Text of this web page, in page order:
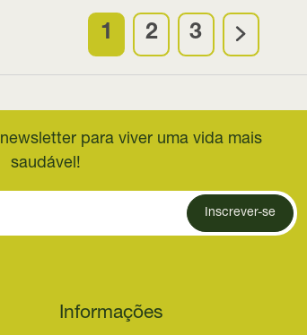
1 2 3
para viver uma vida mais
saudável!
Inscrever-se
Informações